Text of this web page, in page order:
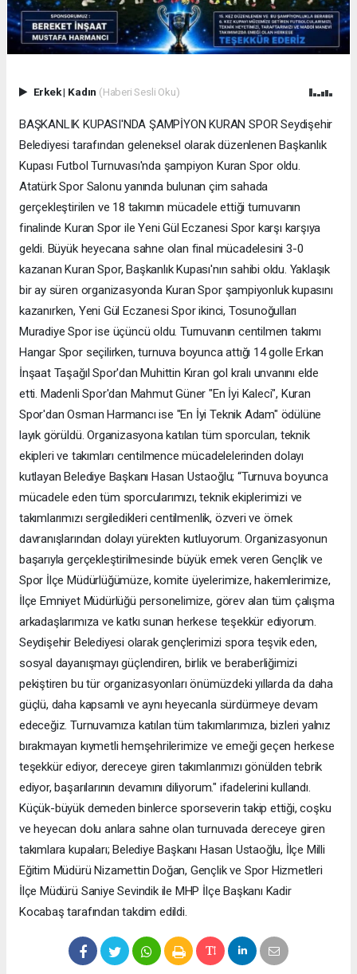
Erkek| Kadın (Haberi Sesli Oku)
BAŞKANLIK KUPASI'NDA ŞAMPİYON KURAN SPOR Seydişehir
Belediyesi tarafından geleneksel olarak düzenlenen Başkanlık
Kupası Futbol Turnuvası'nda şampiyon Kuran Spor oldu.
Atatürk Spor Salonu yanında bulunan çim sahada
gerçekleştirilen ve 18 takımın mücadele ettiği turnuvanın
finalinde Kuran Spor ile Yeni Gül Eczanesi Spor karşı karşıya
geldi. Büyük heyecana sahne olan final mücadelesini 3-0
kazanan Kuran Spor, Başkanlık Kupası'nın sahibi oldu. Yaklaşık
bir ay süren organizasyonda Kuran Spor şampiyonluk kupasını
kazanırken, Yeni Gül Eczanesi Spor ikinci, Tosunoğulları
Muradiye Spor ise üçüncü oldu. Turnuvanın centilmen takımı
Hangar Spor seçilirken, turnuva boyunca attığı 14 golle Erkan
İnşaat Taşağıl Spor'dan Muhittin Kıran gol kralı unvanını elde
etti. Madenli Spor'dan Mahmut Güner "En İyi Kaleci", Kuran
Spor'dan Osman Harmancı ise "En İyi Teknik Adam" ödülüne
layık görüldü. Organizasyona katılan tüm sporcuları, teknik
ekipleri ve takımları centilmence mücadelelerinden dolayı
kutlayan Belediye Başkanı Hasan Ustaoğlu; “Turnuva boyunca
mücadele eden tüm sporcularımızı, teknik ekiplerimizi ve
takımlarımızı sergiledikleri centilmenlik, özveri ve örnek
davranışlarından dolayı yürekten kutluyorum. Organizasyonun
başarıyla gerçekleştirilmesinde büyük emek veren Gençlik ve
Spor İlçe Müdürlüğümüze, komite üyelerimize, hakemlerimize,
İlçe Emniyet Müdürlüğü personelimize, görev alan tüm çalışma
arkadaşlarımıza ve katkı sunan herkese teşekkür ediyorum.
Seydişehir Belediyesi olarak gençlerimizi spora teşvik eden,
sosyal dayanışmayı güçlendiren, birlik ve beraberliğimizi
pekiştiren bu tür organizasyonları önümüzdeki yıllarda da daha
güçlü, daha kapsamlı ve aynı heyecanla sürdürmeye devam
edeceğiz. Turnuvamıza katılan tüm takımlarımıza, bizleri yalnız
bırakmayan kıymetli hemşehrilerimize ve emeği geçen herkese
teşekkür ediyor, dereceye giren takımlarımızı gönülden tebrik
ediyor, başarılarının devamını diliyorum." ifadelerini kullandı.
Küçük-büyük demeden binlerce sporseverin takip ettiği, coşku
ve heyecan dolu anlara sahne olan turnuvada dereceye giren
takımlara kupaları; Belediye Başkanı Hasan Ustaoğlu, İlçe Milli
Eğitim Müdürü Nizamettin Doğan, Gençlik ve Spor Hizmetleri
İlçe Müdürü Saniye Sevindik ile MHP İlçe Başkanı Kadir
Kocabaş tarafından takdim edildi.